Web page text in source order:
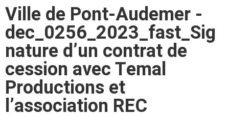
Ville de Pont-Audemer -
dec_0256_2023_fast_Sig
nature d’un contrat de
cession avec Temal
Productions et
l’association REC